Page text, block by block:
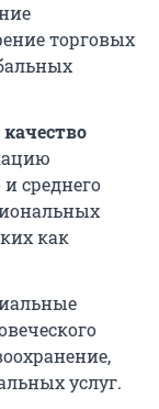
торговых
среднего
как
услуг.